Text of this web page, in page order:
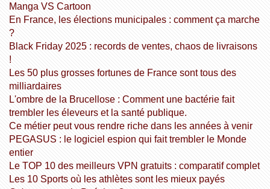
Manga VS Cartoon
En France, les élections municipales : comment ça marche
?
Black Friday 2025 : records de ventes, chaos de livraisons
!
Les 50 plus grosses fortunes de France sont tous des
milliardaires
L'ombre de la Brucellose : Comment une bactérie fait
trembler les éleveurs et la santé publique.
Ce métier peut vous rendre riche dans les années à venir
PEGASUS : le logiciel espion qui fait trembler le Monde
entier
Le TOP 10 des meilleurs VPN gratuits : comparatif complet
Les 10 Sports où les athlètes sont les mieux payés